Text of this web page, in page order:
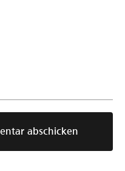
abschicken